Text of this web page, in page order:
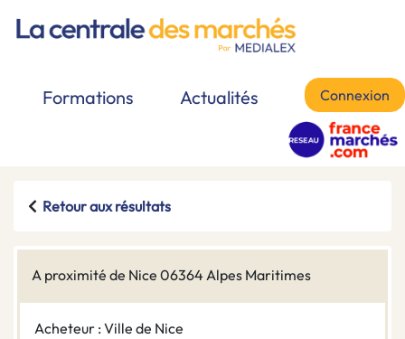
Formations Actualités Connexion
Retour aux résultats
A proximité de Nice 06364 Alpes Maritimes
Acheteur : Ville de Nice